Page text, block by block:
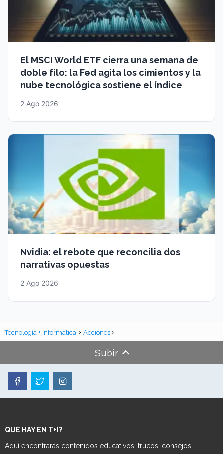
El MSCI World ETF cierra una semana de
doble filo: la Fed agita los cimientos y la
nube tecnológica sostiene el índice
2 Ago 2026
Nvidia: el rebote que reconcilia dos
narrativas opuestas
2 Ago 2026
Tecnología + Informática Acciones
Subir
QUE HAY EN T+I?
Aquí encontrarás contenidos educativos, trucos, consejos,